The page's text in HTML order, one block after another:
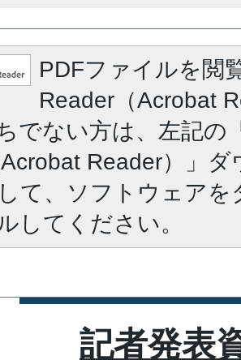
PDFファイルを閲
Reader（Acrobat
でない方は、左記の
Reader）」
て、ソフトウェア
してください。
記者発表